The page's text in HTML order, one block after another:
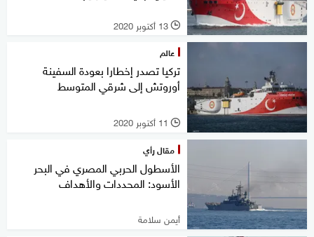
l 13 أكتوبر 2020
عالم
تركيا تصدر إخطارا بعودة السفينة
أوروتش إلى شرقي المتوسط
l 11 أكتوبر 2020
مقال رأي
الأسطول الحربي المصري في البحر
الأسود: المحددات والأهداف
أيمن سلامة